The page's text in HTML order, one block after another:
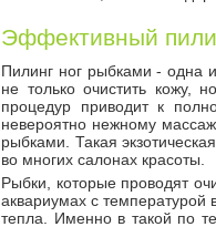
Эффективный
Пилинг ног рыбками - одна
не только очистить кожу,
процедур приводит к
невероятно нежному
рыбками. Такая
во многих салонах красоты.
Рыбки, которые проводят
аквариумах с температурой
тепла. Именно в такой по